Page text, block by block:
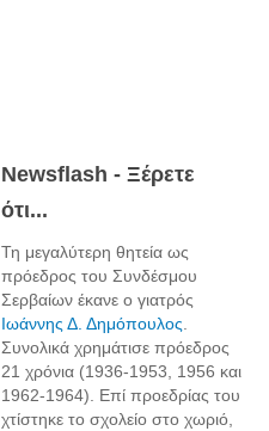
Newsflash - Ξέρετε
ότι...
Τη μεγαλύτερη θητεία ως
πρόεδρος του Συνδέσμου
Σερβαίων έκανε ο γιατρός
Ιωάννης Δ. Δημόπουλος.
Συνολικά χρημάτισε πρόεδρος
21 χρόνια (1936-1953, 1956 και
1962-1964). Επί προεδρίας του
χτίστηκε το σχολείο στο χωριό,